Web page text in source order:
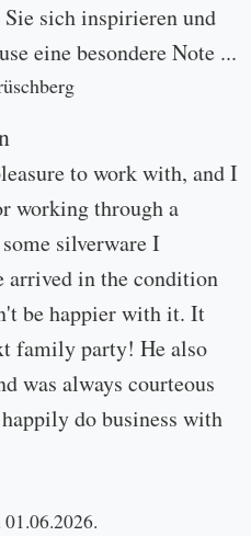
sich inspirieren und
eine besondere Note ...
to work with, and I
working through a
silverware I
arrived in the condition
be happier with it. It
family party! He also
was always courteous
do business with